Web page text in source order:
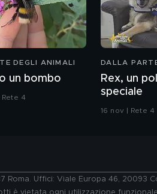
DEGLI ANIMALI
un bombo
4
DALLA
Rex, un
speciale
16 nov | Rete 4
Roma. Uffici: Viale Europa 46, 20093